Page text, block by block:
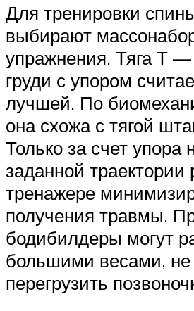
Для тренировки
выбирают
упражнения. Тяга Т
груди с упором
лучшей. По
она схожа с тягой
Только за счет упора
заданной траектории
тренажере
получения травмы.
бодибилдеры могут
большими весами, не
перегрузить